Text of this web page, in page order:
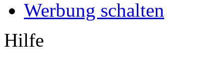
Werbung schalten
Hilfe